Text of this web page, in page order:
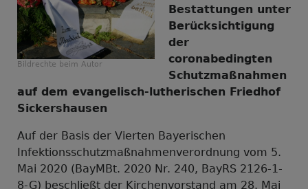
Bildrechte beim Autor
Bestattungen unter
Berücksichtigung
der
coronabedingten
Schutzmaßnahmen
auf dem evangelisch-lutherischen Friedhof
Sickershausen
Auf der Basis der Vierten Bayerischen
Infektionsschutzmaßnahmenverordnung vom 5.
Mai 2020 (BayMBt. 2020 Nr. 240, BayRS 2126-1-
8-G) beschließt der Kirchenvorstand am 28. Mai